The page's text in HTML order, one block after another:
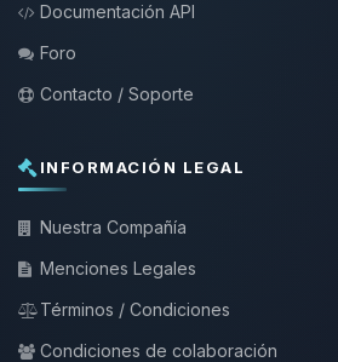
Documentación API
Foro
Contacto / Soporte
INFORMACIÓN LEGAL
Nuestra Compañía
Menciones Legales
Términos / Condiciones
Condiciones de colaboración